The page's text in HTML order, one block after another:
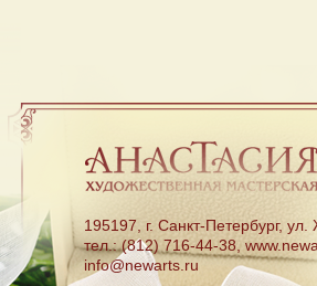
195197, г. Санкт-Петербург, ул.
тел.: (812) 716-44-38,
info@newarts.ru